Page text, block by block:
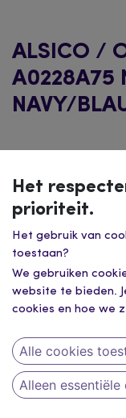
ALSICO /
A0228A75
NAVY/
Het
prioriteit.
Het gebruik van
toestaan?
We gebruiken
website te bieden.
cookies en hoe we
Alle cookies
Alleen